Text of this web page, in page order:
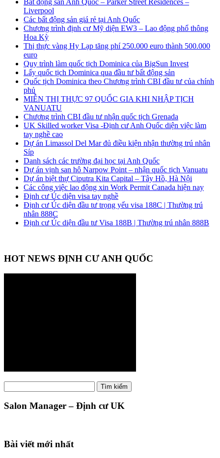
Bất động sản Anh Quốc – Parker Street Residences –
Liverpool
Các bất động sản giá rẻ tại Anh Quốc
Chương trình định cư Mỹ diện EW3 – Lao động phổ thông
Hoa Kỳ
Thị thực vàng Hy Lạp tăng phí 250.000 euro thành 500.000
euro
Quy trình làm quốc tịch Dominica của BigSun Invest
Lấy quốc tịch Dominica qua đầu tư bất động sản
Quốc tịch Dominica theo Chương trình CBI đầu tư của chính
phủ
MIỄN THỊ THỰC 97 QUỐC GIA KHI NHẬP TỊCH
VANUATU
Chương trình CBI đầu tư nhận quốc tịch Grenada
UK Skilled worker Visa -Định cư Anh Quốc diện việc làm
tay nghề cao
Dự án Limassol Del Mar đủ điều kiện nhận thường trú nhân
Síp
Danh sách các trường đại học tại Anh Quốc
Dự án vịnh san hô Narpow Point – nhận quốc tịch Vanuatu
Dự án biệt thự Ciputra Kita Capital – Tây Hồ, Hà Nội
Các công việc lao động xin Work Permit Canada hiện nay
Định cư Úc diện visa tay nghề
Định cư Úc diện đầu tư trọng yếu visa 188C | Thường trú
nhân 888C
Định cư Úc diện đầu tư Visa 188B | Thường trú nhân 888B
HOT NEWS ĐỊNH CƯ ANH QUỐC
kiếm:
Tìm kiếm
Salon Manager – Định cư UK
Bài viết mới nhất